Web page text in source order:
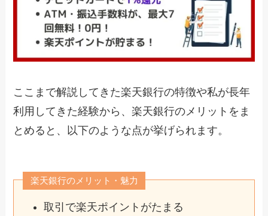
ここまで解説してきた楽天銀行の特徴や私が長年
利用してきた経験から、楽天銀行のメリットをま
とめると、以下のような点が挙げられます。
楽天銀行のメリット・魅力
取引で楽天ポイントがたまる